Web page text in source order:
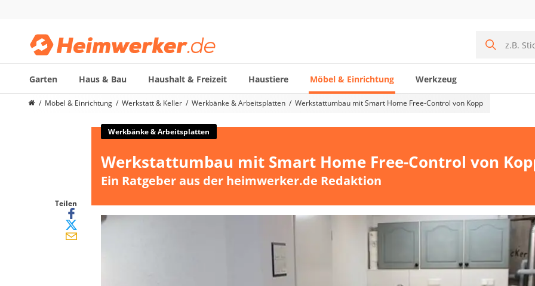
Garten Haus & Bau Haushalt & Freizeit Haustiere Möbel & Einrichtung Werkzeug
Die beliebtesten Vergleiche nach Kategorie
Spülrandloses WC
Daunendecken
Backofen
HiFi-Lautsprecher
Möbel & Einrichtung Werkstatt & Keller Werkbänke & Arbeitsplatten Werkstattumbau mit Smart Home Free-Control von Kopp
Teilen
Werkbänke & Arbeitsplatten
Werkstattumbau mit Smart Home Free-Control von
Ein Ratgeber aus der heimwerker.de Redaktion